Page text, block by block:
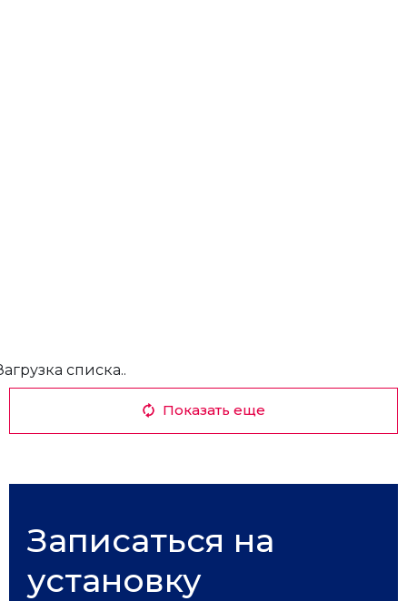
списка..
Показать еще
Записаться на
установку